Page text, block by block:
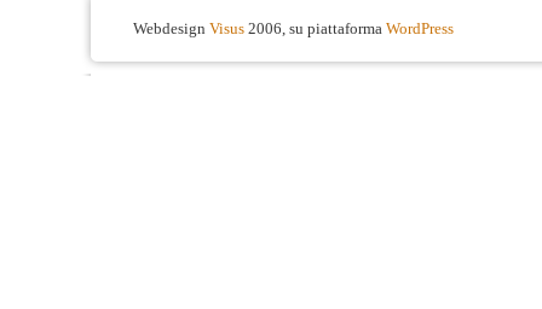
Webdesign Visus 2006, su piattaforma WordPress